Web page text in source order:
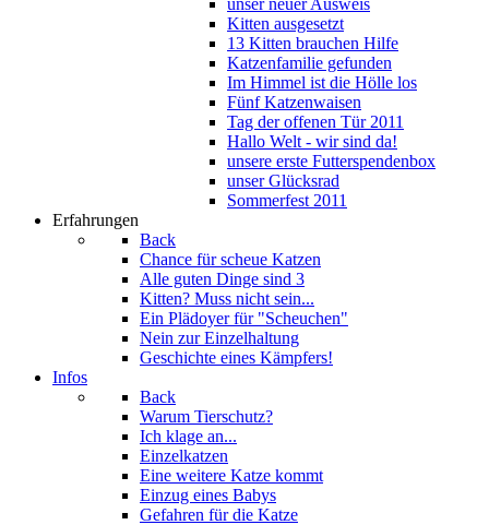
unser neuer Ausweis
Kitten ausgesetzt
13 Kitten brauchen Hilfe
Katzenfamilie gefunden
Im Himmel ist die Hölle los
Fünf Katzenwaisen
Tag der offenen Tür 2011
Hallo Welt - wir sind da!
unsere erste Futterspendenbox
unser Glücksrad
Sommerfest 2011
Erfahrungen
Back
Chance für scheue Katzen
Alle guten Dinge sind 3
Kitten? Muss nicht sein...
Ein Plädoyer für "Scheuchen"
Nein zur Einzelhaltung
Geschichte eines Kämpfers!
Infos
Back
Warum Tierschutz?
Ich klage an...
Einzelkatzen
Eine weitere Katze kommt
Einzug eines Babys
Gefahren für die Katze